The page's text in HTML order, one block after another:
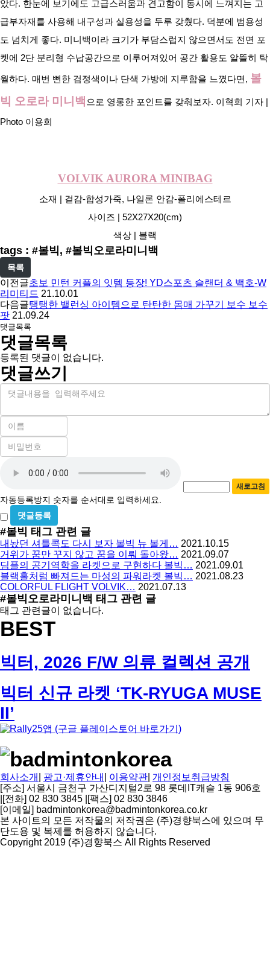
았다. 한눈에 보기에도 고급스러움과 견고함이 동시에 느껴지는 고
급부자재를 사용해 내구성과 실용성을 두루 갖췄다. 덕분에 범용성
도 넘치게 좋다. 미니백이라 크기가 부담스럽지 않으면서도 전면 포
켓에 2단 분리형 수납공간으로 이루어져있어 공간 활용도 알뜰히 탁
월하다. 매번 뻔한 검정색이나 단색 가방에 지루함을 느꼈다면, 볼
빅 오로라 미니백 으로 영롱한 포인트를 갖춰보자. 이혁희 기자 |
Photo 이용희
VOLVIK AURORA MINIBAG
소재 | 겉감-합성가죽, 나일론 안감-폴리에스테르
사이즈 | 52X27X20(cm)
색상 | 블랙
tags : #볼빅, #볼빅오로라미니백
목록
이전글초보 민턴 커플의 잇템 등장! YD스포츠 슬랜더 & 백호-W
리미티드 21.10.01
다음글탱탱한 밸런싱 아이템으로 탄탄한 몸매 가꾸기 보수 보수
팟 21.09.24
댓글목록
댓글목록
등록된 댓글이 없습니다.
댓글쓰기
내
이
필
수
비
밀
수
록
방
지
새로고침
자동등록방지 숫자를 순서대로 입력하세요.
비
밀
글
사
용
#볼빅 태그 관련 글
내놨던 셔틀콕도 다시 보자 볼빅 뉴 볼게… 2021.10.15
거위가 꿈만 꾸지 않고 꿈을 이뤄 돌아왔… 2021.09.07
딤플의 공기역학을 라켓으로 구현하다 볼빅… 2021.09.01
블랙홀처럼 빠져드는 마성의 파워라켓 볼빅… 2021.08.23
COLORFUL FLIGHT VOLVIK… 2021.07.13
#볼빅오로라미니백 태그 관련 글
태그 관련글이 없습니다.
BEST
빅터, 2026 F/W 의류 컬렉션 공개
빅터 신규 라켓 ‘TK-RYUGA MUSE
II’
회사소개 광고·제휴안내 이용약관 개인정보취급방침
[주소] 서울시 금천구 가산디지털2로 98 롯데IT캐슬 1동 906호
[전화] 02 830 3845 [팩스] 02 830 3846
[이메일] badmintonkorea@badmintonkorea.co.kr
본 사이트의 모든 저작물의 저작권은 (주)경향북스에 있으며 무
단도용 및 복제를 허용하지 않습니다.
Copyright 2019 (주)경향북스 All Rights Reserved